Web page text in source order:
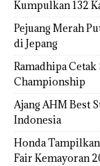
Kumpulkan 132
Pejuang Merah
di Jepang
Ramadhipa
Championship
Ajang AHM Best
Indonesia
Honda
Fair Kemayoran